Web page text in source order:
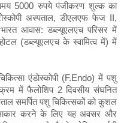
5000 रुपये पंजीकरण शुल्क का
अस्पताल, डीएलएफ फेज II,
आवास: डब्ल्यूएलएच परिसर में
(डब्ल्यूएलएच के स्वामित्व में) में
एंडोस्कोपी (F.Endo) में पशु
में फैलोशिप 2 दिवसीय संघनित
समर्पित पशु चिकित्सकों को कुशल
करने के लिए यह अवसर और